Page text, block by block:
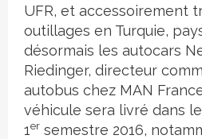
UFR, et accessoirement
outillages en Turquie,
désormais les autocars
Riedinger, directeur
autobus chez MAN
véhicule sera livré dans
1er semestre 2016,